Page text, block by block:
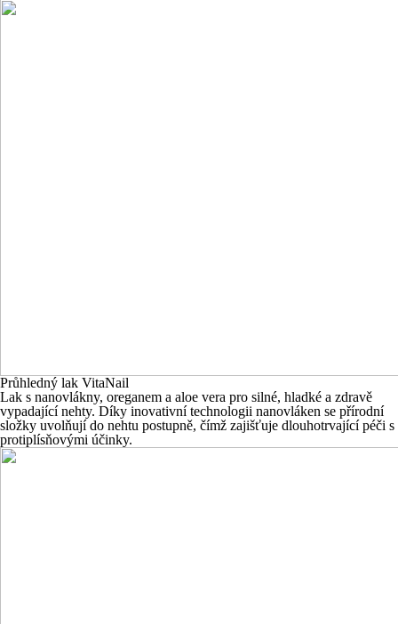
Průhledný lak VitaNail
Lak s nanovlákny, oreganem a aloe vera pro silné, hladké a zdravě
vypadající nehty. Díky inovativní technologii nanovláken se přírodní
složky uvolňují do nehtu postupně, čímž zajišťuje dlouhotrvající péči s
protiplísňovými účinky.